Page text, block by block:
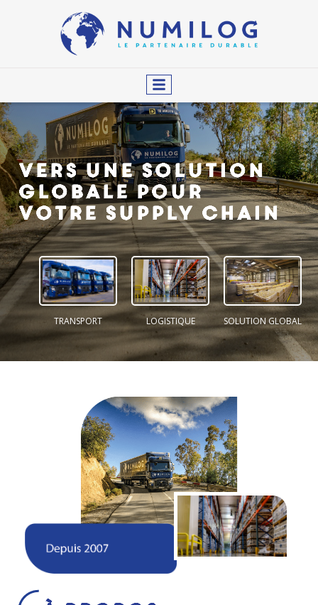
Vers une solution
globale pour
votre supply chain
TRANSPORT LOGISTIQUE SOLUTION GLOBAL